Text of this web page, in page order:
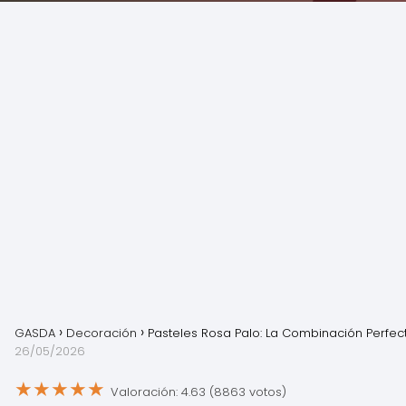
GASDA Decoración
Pasteles Rosa Palo: La Combinación
26/05/2026
★★★★★ Valoración: 4.63 (8863 votos)